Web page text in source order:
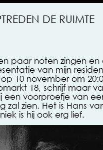
DE RUIMTE
paar noten zingen en
van mijn
10 november om
18, schrijf maar
een voorproefje van
zal zien. Het is Hans
is hij ook erg lief.